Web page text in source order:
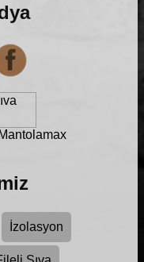
Mantolamax
İzolasyon